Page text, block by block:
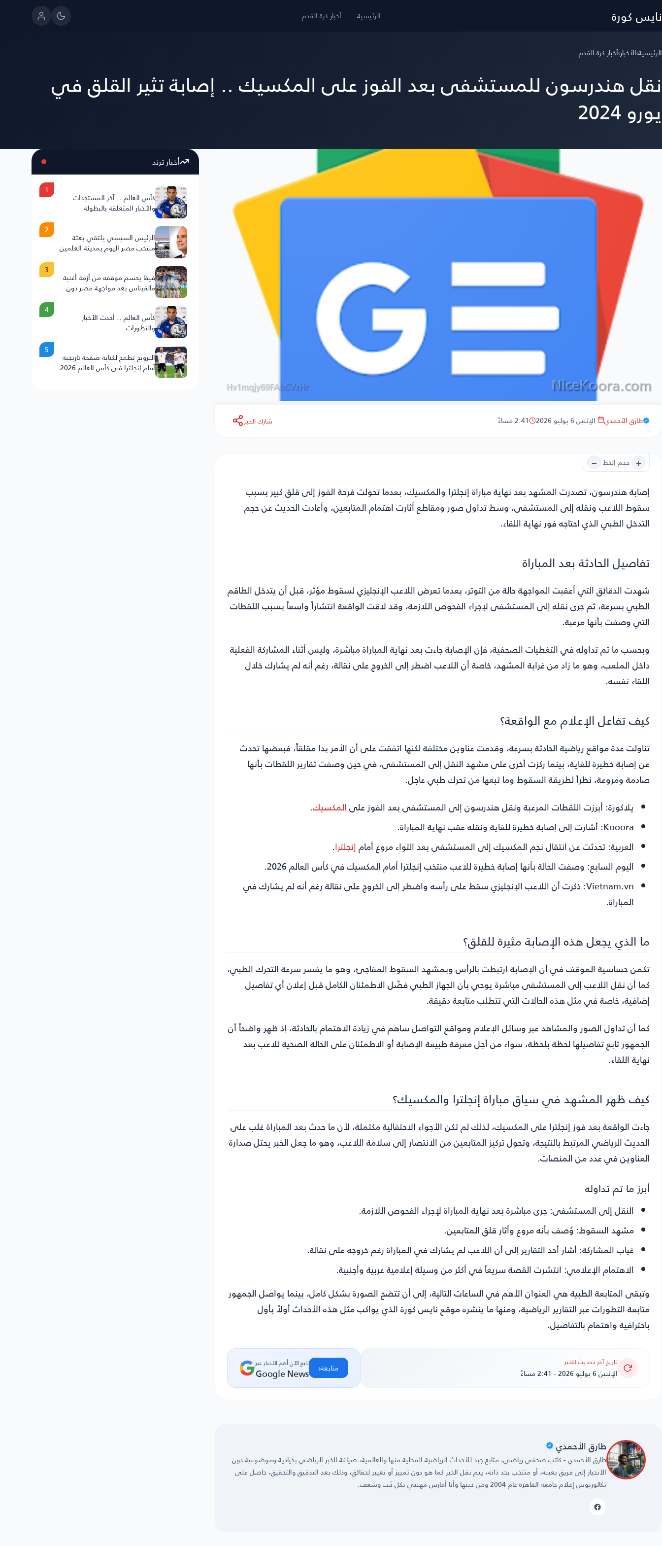
نايس كورة الرئيسية أخبار كرة القدم
الرئيسية›الأخبار›أخبار كرة القدم
نقل هندرسون للمستشفى بعد الفوز على المكسيك .. إصابة تثير القلق في
يورو 2024
طارق الأحمدي الإثنين 6 يوليو 2026 2:41 مساءً شارك الخبر
+ حجم الخط −
إصابة هندرسون، تصدرت المشهد بعد نهاية مباراة إنجلترا والمكسيك، بعدما تحولت فرحة الفوز إلى قلق كبير بسبب
سقوط اللاعب ونقله إلى المستشفى، وسط تداول صور ومقاطع أثارت اهتمام المتابعين، وأعادت الحديث عن حجم
التدخل الطبي الذي احتاجه فور نهاية اللقاء.
تفاصيل الحادثة بعد المباراة
شهدت الدقائق التي أعقبت المواجهة حالة من التوتر، بعدما تعرض اللاعب الإنجليزي لسقوط مؤثر، قبل أن يتدخل الطاقم
الطبي بسرعة، ثم جرى نقله إلى المستشفى لإجراء الفحوص اللازمة، وقد لاقت الواقعة انتشاراً واسعاً بسبب اللقطات
التي وصفت بأنها مرعبة.
وبحسب ما تم تداوله في التغطيات الصحفية، فإن الإصابة جاءت بعد نهاية المباراة مباشرة، وليس أثناء المشاركة الفعلية
داخل الملعب، وهو ما زاد من غرابة المشهد، خاصة أن اللاعب اضطر إلى الخروج على نقالة، رغم أنه لم يشارك خلال
اللقاء نفسه.
كيف تفاعل الإعلام مع الواقعة؟
تناولت عدة مواقع رياضية الحادثة بسرعة، وقدمت عناوين مختلفة لكنها اتفقت على أن الأمر بدا مقلقاً، فبعضها تحدث
عن إصابة خطيرة للغاية، بينما ركزت أخرى على مشهد النقل إلى المستشفى، في حين وصفت تقارير اللقطات بأنها
صادمة ومروعة، نظراً لطريقة السقوط وما تبعها من تحرك طبي عاجل.
يلاكورة: أبرزت اللقطات المرعبة ونقل هندرسون إلى المستشفى بعد الفوز علىالمكسيك.
Kooora: أشارت إلى إصابة خطيرة للغاية ونقله عقب نهاية المباراة.
العربية: تحدثت عن انتقال نجم المكسيك إلى المستشفى بعد التواء مروع أمامإنجلترا.
اليوم السابع: وصفت الحالة بأنها إصابة خطيرة للاعب منتخب إنجلترا أمام المكسيك في كأس العالم 2026.
Vietnam.vn: ذكرت أن اللاعب الإنجليزي سقط على رأسه واضطر إلى الخروج على نقالة رغم أنه لم يشارك في
المباراة.
ما الذي يجعل هذه الإصابة مثيرة للقلق؟
تكمن حساسية الموقف في أن الإصابة ارتبطت بالرأس وبمشهد السقوط المفاجئ، وهو ما يفسر سرعة التحرك الطبي،
كما أن نقل اللاعب إلى المستشفى مباشرة يوحي بأن الجهاز الطبي فضّل الاطمئنان الكامل قبل إعلان أي تفاصيل
إضافية، خاصة في مثل هذه الحالات التي تتطلب متابعة دقيقة.
كما أن تداول الصور والمشاهد عبر وسائل الإعلام ومواقع التواصل ساهم في زيادة الاهتمام بالحادثة، إذ ظهر واضحاً أن
الجمهور تابع تفاصيلها لحظة بلحظة، سواء من أجل معرفة طبيعة الإصابة أو الاطمئنان على الحالة الصحية للاعب بعد
نهاية اللقاء.
كيف ظهر المشهد في سياق مباراة إنجلترا والمكسيك؟
جاءت الواقعة بعد فوز إنجلترا على المكسيك، لذلك لم تكن الأجواء الاحتفالية مكتملة، لأن ما حدث بعد المباراة غلب على
الحديث الرياضي المرتبط بالنتيجة، وتحول تركيز المتابعين من الانتصار إلى سلامة اللاعب، وهو ما جعل الخبر يحتل صدارة
العناوين في عدد من المنصات.
أبرز ما تم تداوله
النقل إلى المستشفى: جرى مباشرة بعد نهاية المباراة لإجراء الفحوص اللازمة.
مشهد السقوط: وُصف بأنه مروع وأثار قلق المتابعين.
غياب المشاركة: أشار أحد التقارير إلى أن اللاعب لم يشارك في المباراة رغم خروجه على نقالة.
الاهتمام الإعلامي: انتشرت القصة سريعاً في أكثر من وسيلة إعلامية عربية وأجنبية.
وتبقى المتابعة الطبية هي العنوان الأهم في الساعات التالية، إلى أن تتضح الصورة بشكل كامل، بينما يواصل الجمهور
متابعة التطورات عبر التقارير الرياضية، ومنها ما ينشره موقعنايس كورةالذي يواكب مثل هذه الأحداث أولاً بأول
باحترافية واهتمام بالتفاصيل.
تاريخ آخر تحديث للخبر
الإثنين 6 يوليو 2026 - 2:41 مساءً
تابع الآن أهم الأخبار عبر
Google News متابعة‹
طارق الأحمدي
طارق الأحمدي - كاتب صحفي رياضي، متابع جيد للأحداث الرياضية المحلية منها والعالمية، صياغة الخبر الرياضي بحيادية وموضوعية دون
الأنحياز إلى فريق بعينه، أو منتخب بحد ذاته، يتم نقل الخبر كما هو دون تمييز أو تغيير لحقائق، وذلك بعد التدقيق والتحقيق، حاصل على
بكالوريوس إعلام جامعة القاهرة عام 2004 ومن حينها وأنا أمارس مهنتي بكل حُب وشغف.
أخبار ترند
كأس العالم .. آخر المستجدات
والأخبار المتعلقة بالبطولة
1
الرئيس السيسي يلتقي بعثة
منتخب مصر اليوم بمدينة العلمين
2
فيفا يحسم موقفه من أزمة أغنية
مالفيناس بعد مواجهة مصر دون
3
كأس العالم .. أحدث الأخبار
والتطورات
4
النرويج تطمح لكتابة صفحة تاريخية
أمام إنجلترا في كأس العالم 2026
5